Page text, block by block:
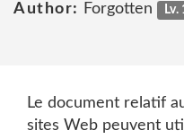
Author:
Forgotten Lv.
Le document relatif
sites Web peuvent